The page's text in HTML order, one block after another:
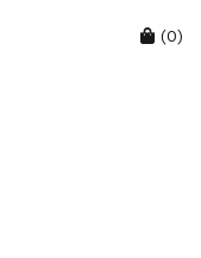
Cart
(0)